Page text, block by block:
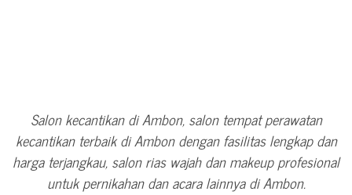
Salon kecantikan di Ambon, salon tempat perawatan
kecantikan terbaik di Ambon dengan fasilitas lengkap dan
harga terjangkau, salon rias wajah dan makeup profesional
untuk pernikahan dan acara lainnya di Ambon.